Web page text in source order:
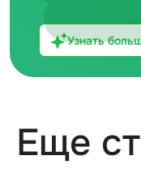
Узнать
Еще